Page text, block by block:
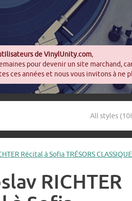
de VinylUnity.com,
pour devenir un site marchand,
ces années et nous vous invitons à ne
Récital à Sofia TRÉSORS
RICHTER